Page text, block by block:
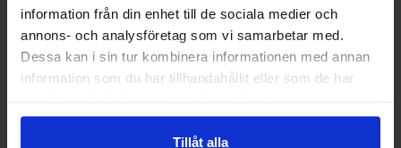
information från din enhet till de sociala medier och
annons- och analysföretag som vi samarbetar med.
Dessa kan i sin tur kombinera informationen med annan
information som du har tillhandahållit eller som de har
Tillåt alla
34.93 kr/st
Bevaka
49.90 kr/st
Bevaka